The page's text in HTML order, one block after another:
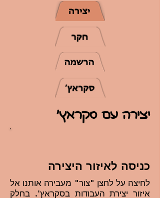
יצירה עם סקראץ'
כניסה לאיזור היצירה
לחיצה על לחצן "צור" מעבירה אותנו אל
איזור יצירת העבודות בסקראץ'. בחלק